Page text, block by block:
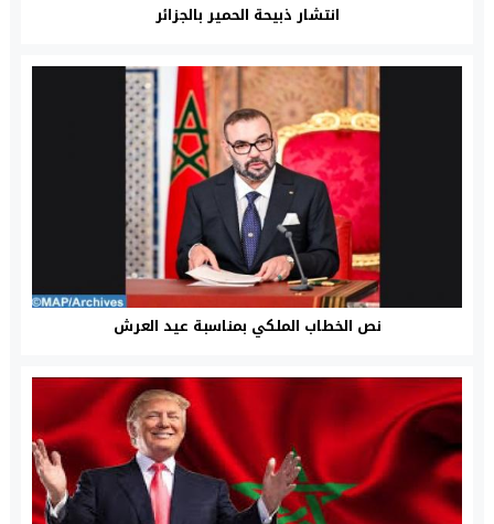
انتشار ذبيحة الحمير بالجزائر
نص الخطاب الملكي بمناسبة عيد العرش